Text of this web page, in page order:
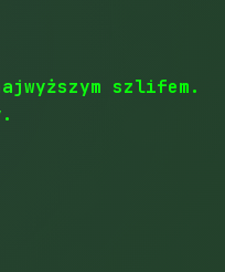
szlifem.